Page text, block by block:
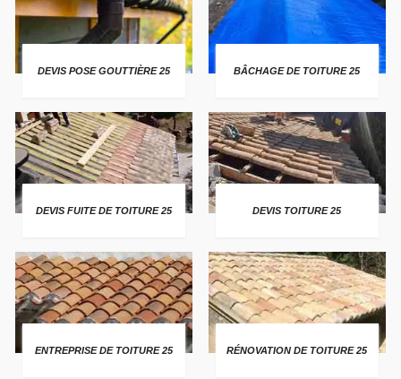
DEVIS POSE GOUTTIÈRE 25 BÂCHAGE DE TOITURE 25
DEVIS FUITE DE TOITURE 25 DEVIS TOITURE 25
ENTREPRISE DE TOITURE 25 RÉNOVATION DE TOITURE 25